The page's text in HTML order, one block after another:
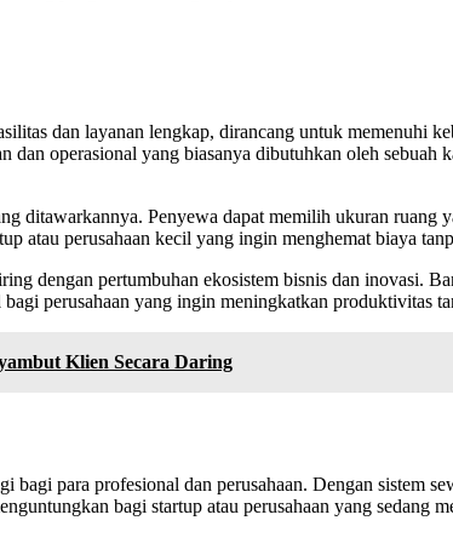
dan layanan lengkap, dirancang untuk memenuhi
operasional yang biasanya dibutuhkan oleh
ditawarkannya. Penyewa dapat memilih ukuran ruang
atau perusahaan kecil yang ingin menghemat biaya
dengan pertumbuhan ekosistem bisnis dan inovasi.
perusahaan yang ingin meningkatkan produktivitas
Klien Secara Daring
para profesional dan perusahaan. Dengan sistem
bagi startup atau perusahaan yang sedang